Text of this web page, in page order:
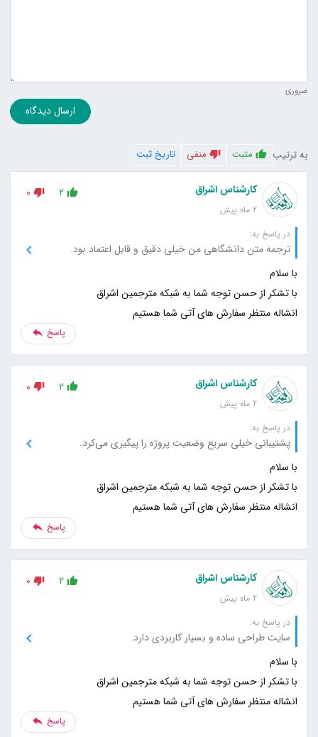
ضروری
ارسال دیدگاه
به ترتیب مثبت منفی تاریخ ثبت
کارشناس اشراق
2 ماه پیش
2
0
در پاسخ به:
ترجمه متن دانشگاهی من خیلی دقیق و قابل اعتماد بود.
انشاله منتظر سفارش های آتی شما هستیم
پاسخ
کارشناس اشراق
2 ماه پیش
2
0
در پاسخ به:
پشتیبانی خیلی سریع وضعیت پروژه را پیگیری می‌کرد.
انشاله منتظر سفارش های آتی شما هستیم
پاسخ
کارشناس اشراق
2 ماه پیش
2
0
در پاسخ به:
سایت طراحی ساده و بسیار کاربردی دارد.
انشاله منتظر سفارش های آتی شما هستیم
پاسخ